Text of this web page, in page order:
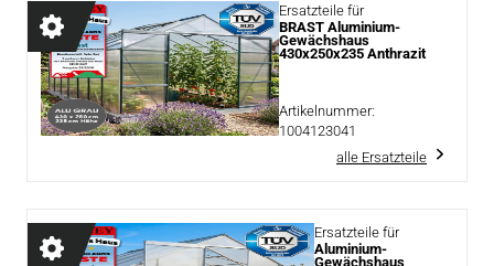
Ersatzteile für
BRAST Aluminium-
Gewächshaus
430x250x235 Anthrazit
Artikelnummer:
1004123041
alle Ersatzteile
Ersatzteile für
Aluminium-
Gewächshaus